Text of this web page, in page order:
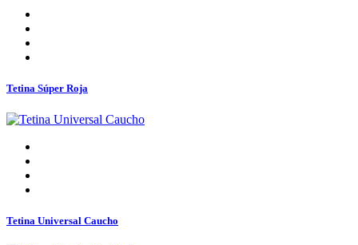
Tetina Súper Roja
Tetina Universal Caucho